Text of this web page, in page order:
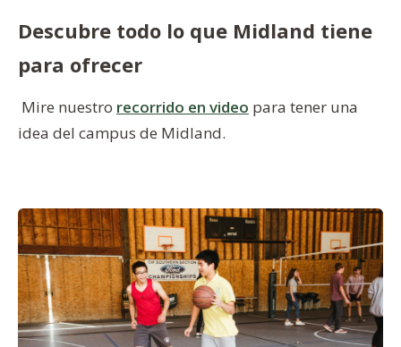
Descubre todo lo que Midland tiene
para ofrecer
Mire nuestro recorrido en video para tener una
idea del campus de Midland.